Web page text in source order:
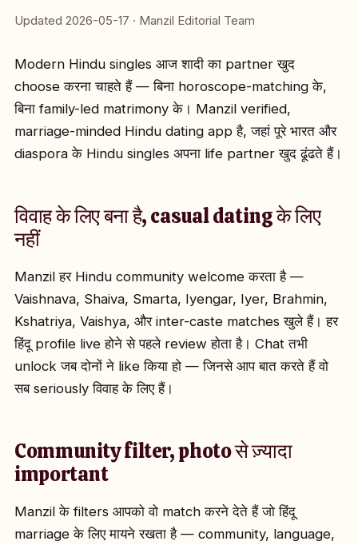
Updated 2026-05-17 · Manzil Editorial Team
Modern Hindu singles आज शादी का partner खुद
choose करना चाहते हैं — बिना horoscope-matching के,
बिना family-led matrimony के। Manzil verified,
marriage-minded Hindu dating app है, जहां पूरे भारत और
diaspora के Hindu singles अपना life partner खुद ढूंढते हैं।
विवाह के लिए बना है, casual dating के लिए
नहीं
Manzil हर Hindu community welcome करता है —
Vaishnava, Shaiva, Smarta, Iyengar, Iyer, Brahmin,
Kshatriya, Vaishya, और inter-caste matches खुले हैं। हर
हिंदू profile live होने से पहले review होता है। Chat तभी
unlock जब दोनों ने like किया हो — जिनसे आप बात करते हैं वो
सब seriously विवाह के लिए हैं।
Community filter, photo से ज़्यादा
important
Manzil के filters आपको वो match करने देते हैं जो हिंदू
marriage के लिए मायने रखता है — community, language,